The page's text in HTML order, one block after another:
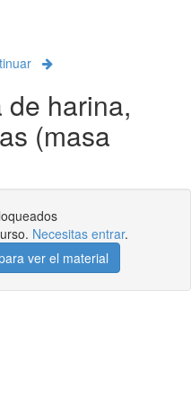
harina,
(masa
Necesitas entrar.
ver el material